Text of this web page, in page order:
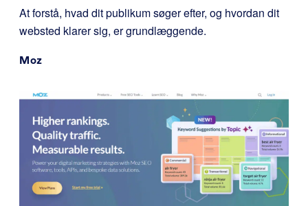
At forstå, hvad dit publikum søger efter, og hvordan dit
websted klarer sig, er grundlæggende.
Moz